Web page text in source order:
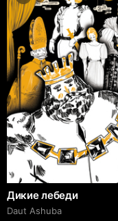
Дикие лебеди
Daut Ashuba